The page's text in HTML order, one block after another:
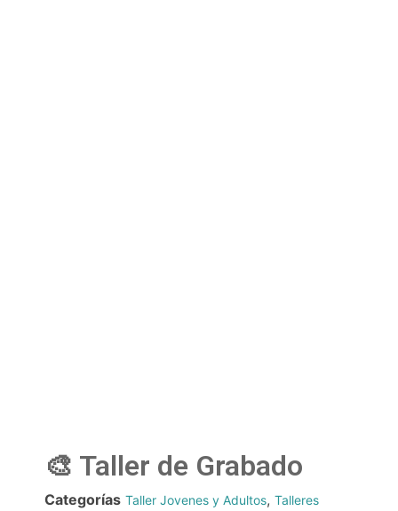
🎨 Taller de Grabado
Categorías Taller Jovenes y Adultos, Talleres